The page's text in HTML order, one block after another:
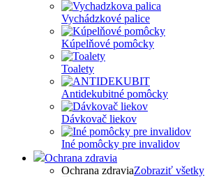
Vychádzkové palice
Kúpelňové pomôcky
Toalety
Antidekubitné pomôcky
Dávkovač liekov
Iné pomôcky pre invalidov
Ochrana zdravia
Ochrana zdraviaZobraziť všetky